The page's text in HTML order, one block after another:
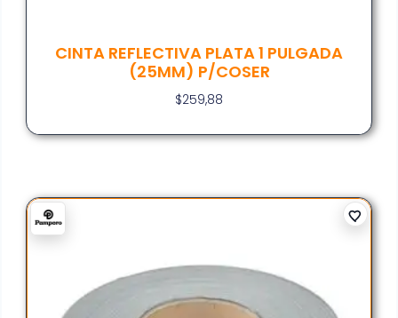
CINTA REFLECTIVA PLATA 1 PULGADA
(25MM) P/COSER
$259,88